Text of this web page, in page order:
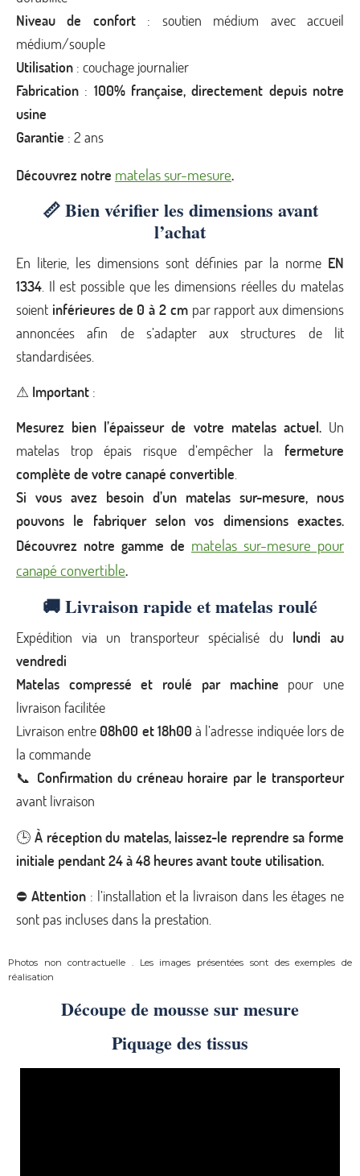
Niveau de confort: soutien médium avec accueil
médium/souple
Utilisation : couchage journalier
Fabrication : 100% française, directement depuis notre
usine
Garantie : 2 ans
Découvrez notre matelas sur-mesure.
📏 Bien vérifier les dimensions avant
l’achat
En literie, les dimensions sont définies par la norme EN
1334. Il est possible que les dimensions réelles du matelas
soient inférieures de 0 à 2 cmpar rapport aux dimensions
annoncées afin de s’adapter aux structures de lit
standardisées.
⚠ Important :
Mesurez bien l’épaisseur de votre matelas actuel.Un
matelas trop épais risque d’empêcher la fermeture
complète de votre canapé convertible.
Si vous avez besoin d’un matelas sur-mesure, nous
pouvons le fabriquer selon vos dimensions exactes.
Découvrez notre gamme de matelas sur-mesure pour
canapé convertible.
🚚 Livraison rapide et matelas roulé
Expédition via un transporteur spécialisé du lundi au
vendredi
Matelas compressé et roulé par machine pour une
livraison facilitée
Livraison entre 08h00 et 18h00 à l’adresse indiquée lors de
la commande
📞 Confirmation du créneau horaire par le transporteur
avant livraison
🕒À réception du matelas, laissez-le reprendre sa forme
initiale pendant 24 à 48 heures avant toute utilisation.
⛔Attention : l’installation et la livraison dans les étages ne
sont pas incluses dans la prestation.
Photos non contractuelle . Les images présentées sont des exemples de
réalisation
Découpe de mousse sur mesure
Piquage des tissus